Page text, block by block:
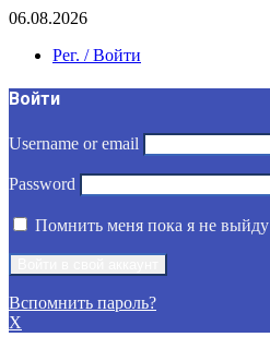
06.08.2026
Рег. / Войти
Войти
Username or email
Password
Помнить меня пока я не выйду
Вспомнить пароль?
X